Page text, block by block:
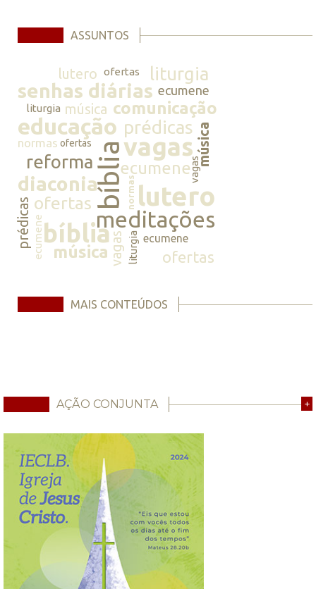
ASSUNTOS
lutero ofertas liturgia
senhas diárias ecumene
liturgia música comunicação
educação prédicasmúsica
normas ofertasbíbliavagas
reforma
diaconia
ecumenevagas
prédicas ofertas normaslutero
meditações
ecumenebíblia
músicavagasliturgia ecumene
ofertas
MAIS CONTEÚDOS
AÇÃO CONJUNTA +